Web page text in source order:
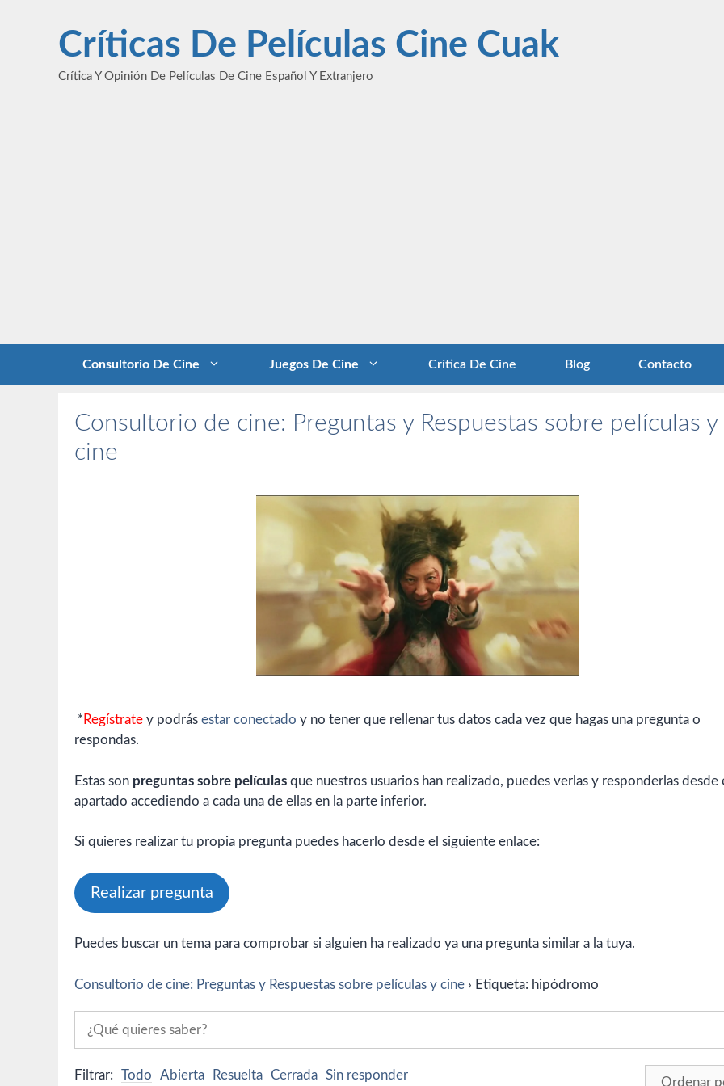
contenidoCríticas De Películas Cine Cuak
Crítica Y Opinión De Películas De Cine Español Y Extranjero
Consultorio De Cine Juegos De Cine Crítica De Cine Blog Contacto
Consultorio de cine: Preguntas y Respuestas sobre películas y
cine
* Regístrate y podrás estar conectado y no tener que rellenar tus datos cada vez que hagas una pregunta o
respondas.
Estas son preguntas sobre películas que nuestros usuarios han realizado, puedes verlas y responderlas desde
apartado accediendo a cada una de ellas en la parte inferior.
Si quieres realizar tu propia pregunta puedes hacerlo desde el siguiente enlace:
Realizar pregunta
Puedes buscar un tema para comprobar si alguien ha realizado ya una pregunta similar a la tuya.
Consultorio de cine: Preguntas y Respuestas sobre películas y cine › Etiqueta: hipódromo
Filtrar: Todo Abierta Resuelta Cerrada Sin responder